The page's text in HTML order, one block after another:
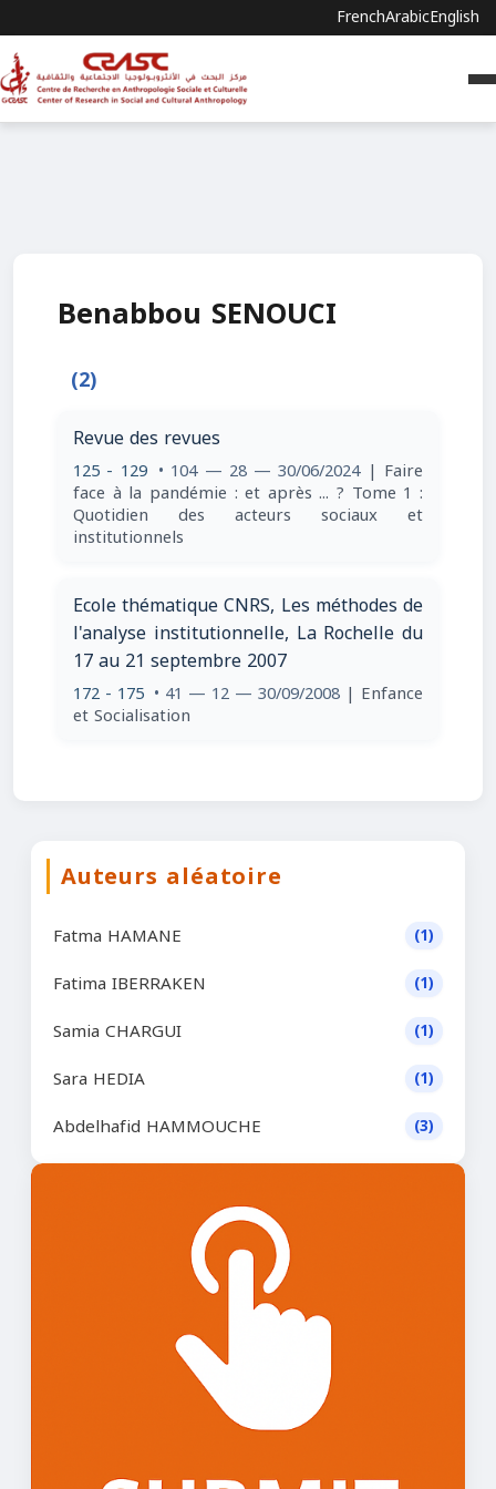
FrenchArabicEnglish
Benabbou SENOUCI
(2)
Revue des revues
125 - 129 • 104 — 28 — 30/06/2024 | Faire
face à la pandémie : et après ... ? Tome 1 :
Quotidien des acteurs sociaux et
institutionnels
Ecole thématique CNRS, Les méthodes de
l'analyse institutionnelle, La Rochelle du
17 au 21 septembre 2007
172 - 175 • 41 — 12 — 30/09/2008 | Enfance
et Socialisation
Auteurs aléatoire
Fatma HAMANE (1)
Fatima IBERRAKEN (1)
Samia CHARGUI (1)
Sara HEDIA (1)
Abdelhafid HAMMOUCHE (3)